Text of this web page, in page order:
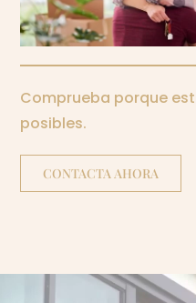
Comprueba porque
posibles.
CONTACTA AHORA